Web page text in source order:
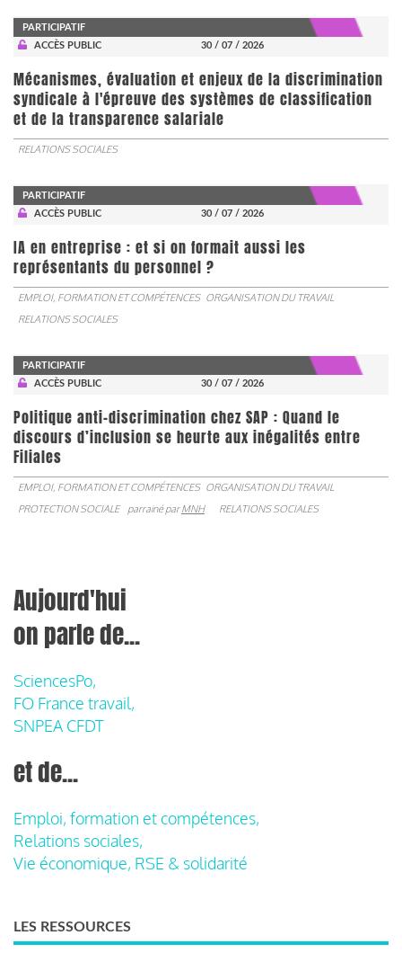
PARTICIPATIF
ACCÈS PUBLIC
30 / 07 / 2026
Mécanismes, évaluation et enjeux de la discrimination
syndicale à l'épreuve des systèmes de classification
et de la transparence salariale
RELATIONS SOCIALES
PARTICIPATIF
ACCÈS PUBLIC
30 / 07 / 2026
IA en entreprise : et si on formait aussi les
représentants du personnel ?
EMPLOI, FORMATION ET COMPÉTENCES ORGANISATION DU TRAVAIL
RELATIONS SOCIALES
PARTICIPATIF
ACCÈS PUBLIC
30 / 07 / 2026
Politique anti-discrimination chez SAP : Quand le
discours d’inclusion se heurte aux inégalités entre
Filiales
EMPLOI, FORMATION ET COMPÉTENCES ORGANISATION DU TRAVAIL
PROTECTION SOCIALE
parrainé parMNH RELATIONS SOCIALES
Aujourd'hui
on parle de...
SciencesPo,
FO France travail,
SNPEA CFDT
et de...
Emploi, formation et compétences,
Relations sociales,
Vie économique, RSE & solidarité
LES RESSOURCES